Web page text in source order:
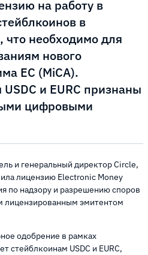
на работу в
в
необходимо для
нового
ЕС (MiCA).
и EURC признаны
цифровыми
и генеральный директор Circle,
лицензию Electronic Money
по надзору и разрешению споров
лицензированным эмитентом
одобрение в рамках
стейблкоинам USDC и EURC,